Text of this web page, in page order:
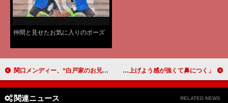
仲間と見せたお気に入りのポーズ
関口メンディー、“白戸家のお兄さん”に変身！ 一方でＥＸＩＬＥ入り狙う“お兄さん” 大久保佳代子、アンタ柴田を辛口批判 「株を上げよう感が強くて鼻につく」
関連ニュース RELATED NEWS